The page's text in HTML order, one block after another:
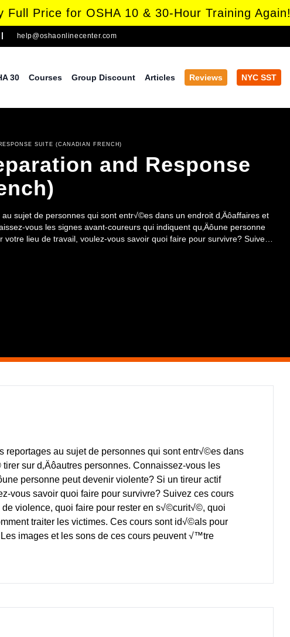
Full Price for OSHA 10 & 30-Hour Training Again!
help@oshaonlinecenter.com
30 Courses Group Discount Articles Reviews NYC SST
SUITE (CANADIAN FRENCH)
and Response
sujet de personnes qui sont entr√©es dans un endroit d‚Äôaffaires et
lieu de travail, voulez-vous savoir quoi faire pour survivre? Suivez
sont id√©als pour tous les employ√©s. AVERTISSEMENT : Les
pour certaines personnes.
reportages au sujet de personnes qui sont entr√©es dans
sur d‚Äôautres personnes. Connaissez-vous les
personne peut devenir violente? Si un tireur actif
vous savoir quoi faire pour survivre? Suivez ces cours
violence, quoi faire pour rester en s√©curit√©, quoi
traiter les victimes. Ces cours sont id√©als pour
images et les sons de ces cours peuvent √™tre